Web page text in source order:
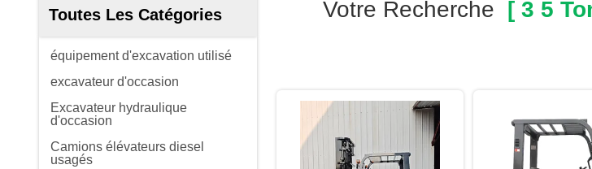
Toutes Les Catégories
équipement d'excavation utilisé
excavateur d'occasion
Excavateur hydraulique
d'occasion
Camions élévateurs diesel
usagés
Votre Recherche [ 3 5